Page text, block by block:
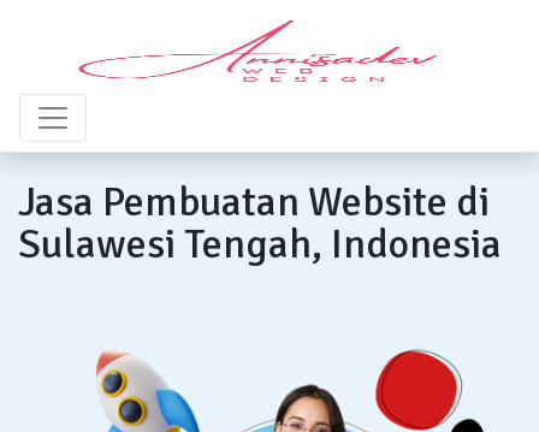
Jasa Pembuatan Website di
Sulawesi Tengah, Indonesia